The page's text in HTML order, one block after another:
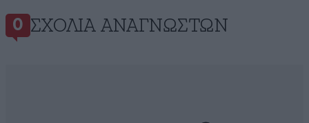
0 ΣΧΌΛΙΑ ΑΝΑΓΝΩΣΤΏΝ